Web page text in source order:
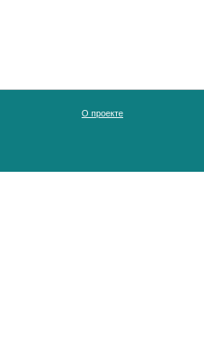
О проекте